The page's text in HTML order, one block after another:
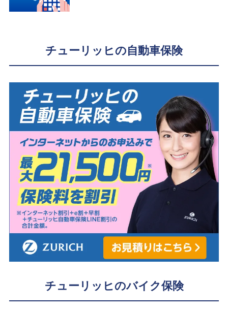
チューリッヒの自動車保険
チューリッヒのバイク保険